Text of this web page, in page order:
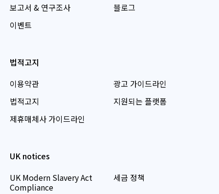
보고서 & 연구조사
이벤트
블로그
법적고지
이용약관
법적고지
제휴매체사 가이드라인
광고 가이드라인
지원되는 플랫폼
UK notices
UK Modern Slavery Act
Compliance
세금 정책